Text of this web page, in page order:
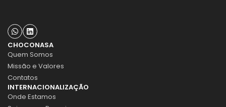
CHOCONASA
Quem Somos
Missão e Valores
Contatos
INTERNACIONALIZAÇÃO
Onde Estamos